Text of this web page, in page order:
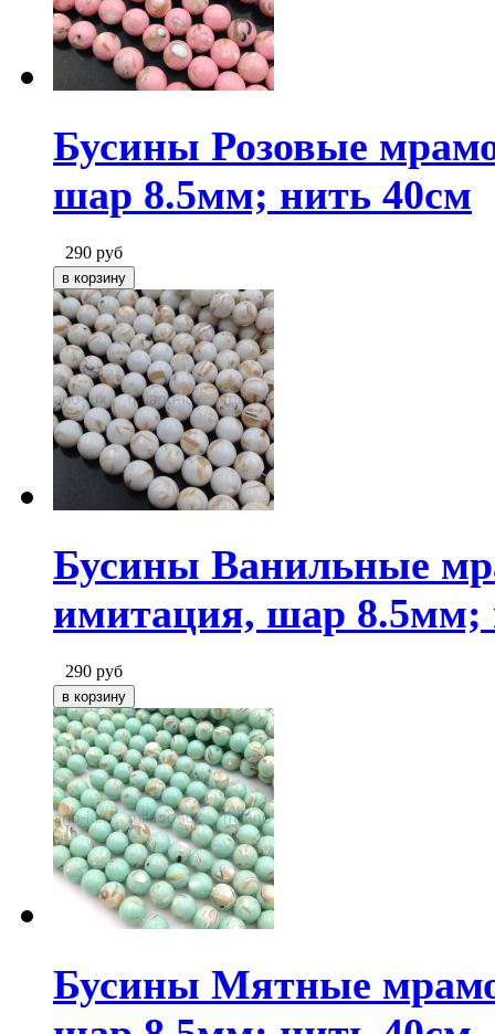
Бусины Розовые
шар 8.5мм; нить 40см
290 руб
Бусины Ванильные
имитация, шар 8.5мм;
290 руб
Бусины Мятные